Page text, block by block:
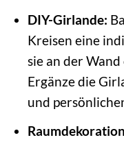
DIY-Girlande:
Kreisen eine
sie an der
Ergänze die
und